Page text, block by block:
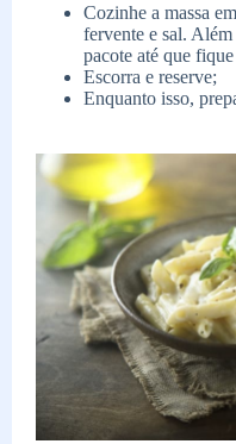
Cozinhe a massa
fervente e sal.
pacote até que
Escorra e reserve;
Enquanto isso,